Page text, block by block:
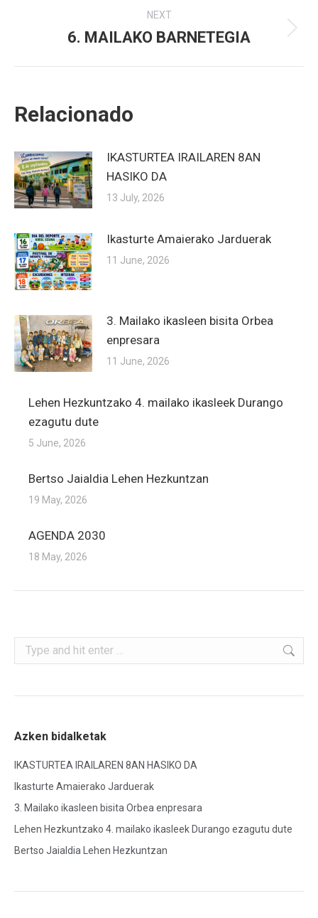
NEXT
Next
6. MAILAKO BARNETEGIA
Relacionado
IKASTURTEA IRAILAREN 8AN
HASIKO DA
13 July, 2026
Ikasturte Amaierako Jarduerak
11 June, 2026
3. Mailako ikasleen bisita Orbea
enpresara
11 June, 2026
Lehen Hezkuntzako 4. mailako ikasleek Durango
ezagutu dute
5 June, 2026
Bertso Jaialdia Lehen Hezkuntzan
19 May, 2026
AGENDA 2030
18 May, 2026
Search:
Azken bidalketak
IKASTURTEA IRAILAREN 8AN HASIKO DA
Ikasturte Amaierako Jarduerak
3. Mailako ikasleen bisita Orbea enpresara
Lehen Hezkuntzako 4. mailako ikasleek Durango ezagutu dute
Bertso Jaialdia Lehen Hezkuntzan